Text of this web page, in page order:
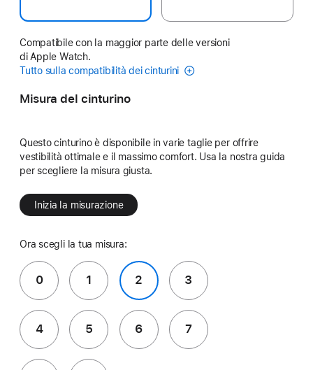
Compatibile con la maggior parte delle versioni
di Apple Watch.
Tutto sulla compatibilità dei cinturini
Misura del cinturino
Questo cinturino è disponibile in varie taglie per offrire
vestibilità ottimale e il massimo comfort. Usa la nostra guida
per scegliere la misura giusta.
Inizia la misurazione
Ora scegli la tua misura:
0 1 2 3
4 5 6 7